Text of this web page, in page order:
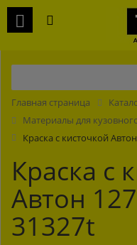
Главная страница
Материалы для
Краска с кисточкой
Краска с
Автон
31327t